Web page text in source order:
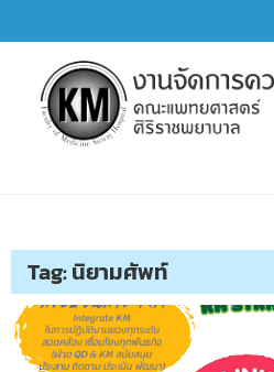
to
content
Tag:นิยามศัพท์